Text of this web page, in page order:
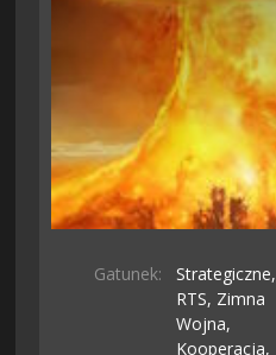
Gatunek:
Strategiczne,
RTS, Zimna
Wojna,
Kooperacja,